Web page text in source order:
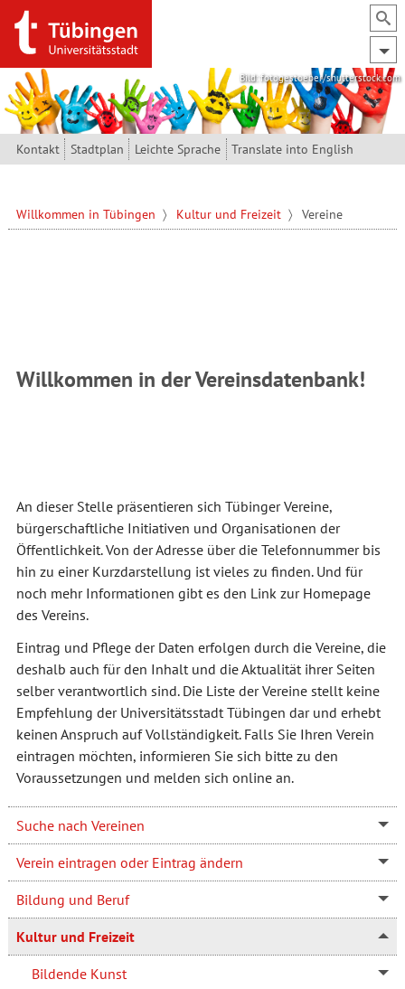
Direkt zum Inhalt
Bild: fotogestoeber/shutterstock.com
Kontakt Stadtplan Leichte Sprache Translate into English
Willkommen in Tübingen Kultur und Freizeit Vereine
Willkommen in der Vereinsdatenbank!
An dieser Stelle präsentieren sich Tübinger Vereine,
bürgerschaftliche Initiativen und Organisationen der
Öffentlichkeit. Von der Adresse über die Telefonnummer bis
hin zu einer Kurzdarstellung ist vieles zu finden. Und für
noch mehr Informationen gibt es den Link zur Homepage
des Vereins.
Eintrag und Pflege der Daten erfolgen durch die Vereine, die
deshalb auch für den Inhalt und die Aktualität ihrer Seiten
selber verantwortlich sind. Die Liste der Vereine stellt keine
Empfehlung der Universitätsstadt Tübingen dar und erhebt
keinen Anspruch auf Vollständigkeit. Falls Sie Ihren Verein
eintragen möchten, informieren Sie sich bitte zu den
Voraussetzungen und melden sich online an.
Suche nach Vereinen
Verein eintragen oder Eintrag ändern
Bildung und Beruf
Kultur und Freizeit
Bildende Kunst